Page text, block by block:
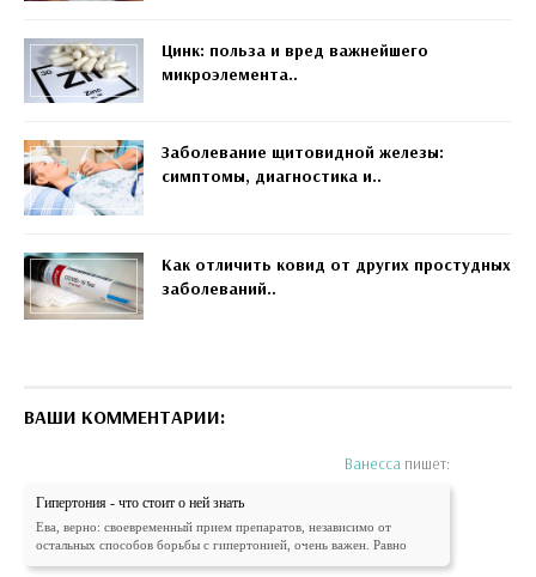
Цинк: польза и вред важнейшего
микроэлемента..
Заболевание щитовидной железы:
симптомы, диагностика и..
Как отличить ковид от других простудных
заболеваний..
ВАШИ КОММЕНТАРИИ:
Ванесса пишет:
Гипертония - что стоит о ней знать
Ева, верно: своевременный прием препаратов, независимо от
остальных способов борьбы с гипертонией, очень важен. Равно